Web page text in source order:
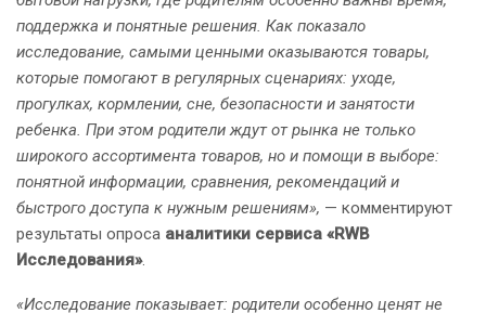
поддержка и понятные решения. Как показало
исследование, самыми ценными оказываются товары,
которые помогают в регулярных сценариях: уходе,
прогулках, кормлении, сне, безопасности и занятости
ребенка. При этом родители ждут от рынка не только
широкого ассортимента товаров, но и помощи в выборе:
понятной информации, сравнения, рекомендаций и
быстрого доступа к нужным решениям», — комментируют
результаты опроса аналитики сервиса «RWB
Исследования».
«Исследование показывает: родители особенно ценят не